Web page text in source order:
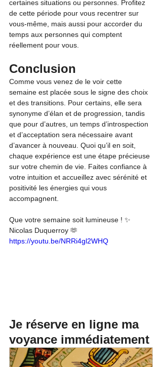
certaines situations ou personnes. Profitez
de cette période pour vous recentrer sur
vous-même, mais aussi pour accorder du
temps aux personnes qui comptent
réellement pour vous.
Conclusion
Comme vous venez de le voir cette
semaine est placée sous le signe des choix
et des transitions. Pour certains, elle sera
synonyme d’élan et de progression, tandis
que pour d’autres, un temps d’introspection
et d’acceptation sera nécessaire avant
d’avancer à nouveau. Quoi qu’il en soit,
chaque expérience est une étape précieuse
sur votre chemin de vie. Faites confiance à
votre intuition et accueillez avec sérénité et
positivité les énergies qui vous
accompagnent.
Que votre semaine soit lumineuse ! ✨
Nicolas Duquerroy 🫶
https://youtu.be/NRRi4gl2WHQ
Je réserve en ligne ma
voyance immédiatement